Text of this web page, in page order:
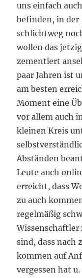
uns einfach
befinden, in der
schlichtweg
wollen das
zementiert
paar Jahren ist
am besten
Moment eine
vor allem auch
kleinen Kreis
Abständen
Leute auch
erreicht, dass
zu auch
regelmäßig
Wissenschaftler
sind, dass nach
kommen auf
vergessen hat u.